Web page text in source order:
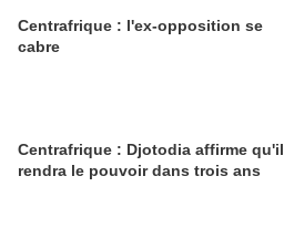
Centrafrique : l'ex-opposition se
cabre
Centrafrique : Djotodia affirme qu'il
rendra le pouvoir dans trois ans